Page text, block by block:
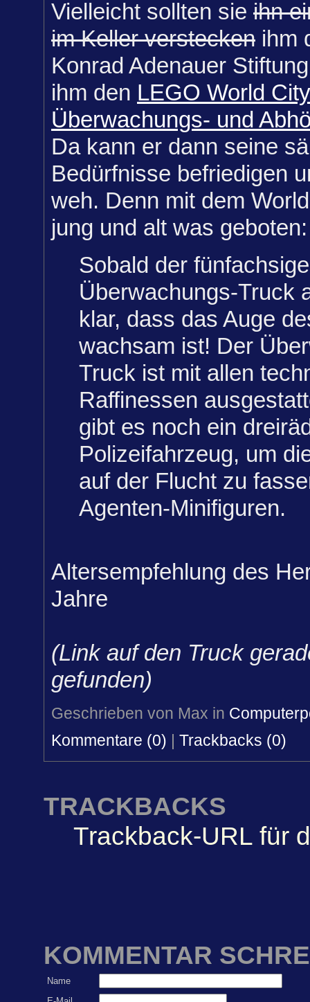
Vielleicht sollten sie ihn
im Keller verstecken ihm
Konrad Adenauer
ihm den LEGO World
Überwachungs- und
Da kann er dann seine
Bedürfnisse befriedigen
weh. Denn mit dem
jung und alt was geboten:
Sobald der fünfachsige
Überwachungs-Truck
klar, dass das Auge
wachsam ist! Der
Truck ist mit allen
Raffinessen
gibt es noch ein
Polizeifahrzeug, um
auf der Flucht zu
Agenten-Minifiguren.
Altersempfehlung des
Jahre
(Link auf den Truck
gefunden)
Geschrieben von Max in
Kommentare (0) | Trackbacks (0)
TRACKBACKS
Trackback-URL für
KOMMENTAR
Name